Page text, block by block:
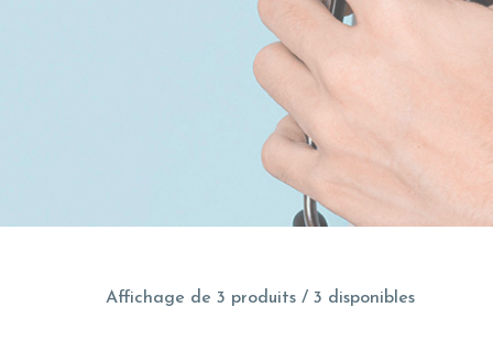
Affichage de 3 produits / 3 disponibles